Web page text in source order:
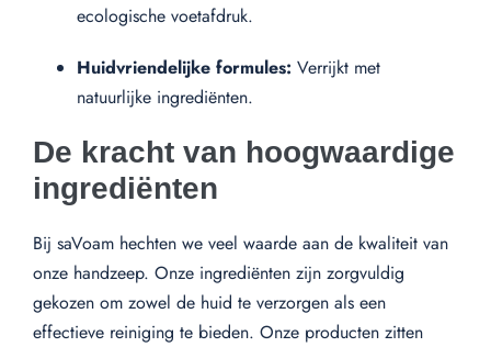
ecologische voetafdruk.
Huidvriendelijke formules: Verrijkt met
natuurlijke ingrediënten.
De kracht van hoogwaardige
ingrediënten
Bij saVoam hechten we veel waarde aan de kwaliteit van
onze handzeep. Onze ingrediënten zijn zorgvuldig
gekozen om zowel de huid te verzorgen als een
effectieve reiniging te bieden. Onze producten zitten